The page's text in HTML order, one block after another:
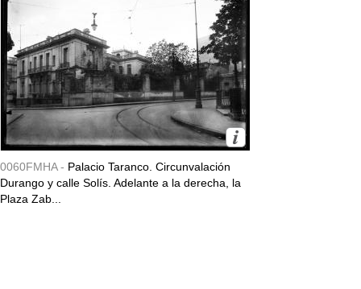
0060FMHA - Palacio Taranco. Circunvalación
Durango y calle Solís. Adelante a la derecha, la
Plaza Zab...